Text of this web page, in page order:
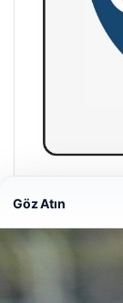
Hastaş Beton
Göz Atın